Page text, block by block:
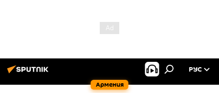
Армения
РУС